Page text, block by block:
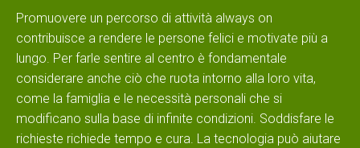
Promuovere un percorso di attività always on
contribuisce a rendere le persone felici e motivate più a
lungo. Per farle sentire al centro è fondamentale
considerare anche ciò che ruota intorno alla loro vita,
come la famiglia e le necessità personali che si
modificano sulla base di infinite condizioni. Soddisfare le
richieste richiede tempo e cura. La tecnologia può aiutare